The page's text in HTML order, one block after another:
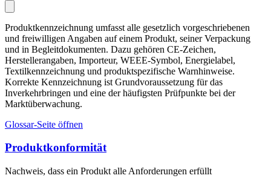
Produktkennzeichnung umfasst alle gesetzlich vorgeschriebenen
und freiwilligen Angaben auf einem Produkt, seiner Verpackung
und in Begleitdokumenten. Dazu gehören CE-Zeichen,
Herstellerangaben, Importeur, WEEE-Symbol, Energielabel,
Textilkennzeichnung und produktspezifische Warnhinweise.
Korrekte Kennzeichnung ist Grundvoraussetzung für das
Inverkehrbringen und eine der häufigsten Prüfpunkte bei der
Marktüberwachung.
Glossar-Seite öffnen
Produktkonformität
Nachweis, dass ein Produkt alle Anforderungen erfüllt